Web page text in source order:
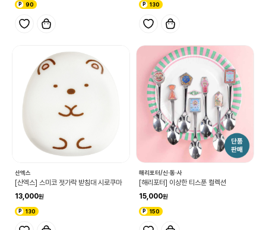
90 130
산엑스
[산엑스] 스미코 젓가락 받침대 시로쿠마
13,000
130
해리포터/신·동·사
[해리포터] 이상한 티스푼 컬렉션
15,000
150